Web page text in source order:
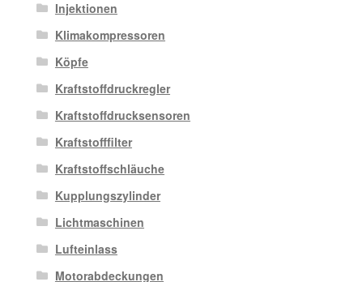
Injektionen
Klimakompressoren
Köpfe
Kraftstoffdruckregler
Kraftstoffdrucksensoren
Kraftstofffilter
Kraftstoffschläuche
Kupplungszylinder
Lichtmaschinen
Lufteinlass
Motorabdeckungen